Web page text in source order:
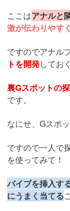
ここはアナルと
激が伝わりやす
ですのでアナル
トを開発してお
裏Gスポットの
です。
なにせ、Gスポ
ですので一人で
を使ってみて！
バイブを挿入す
にうまく当てる